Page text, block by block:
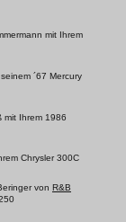
mit Ihrem
´67 Mercury
mit Ihrem 1986
Chrysler 300C
von R&B